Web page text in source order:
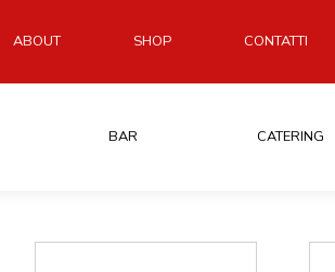
ABOUT SHOP CONTATTI
BAR CATERING